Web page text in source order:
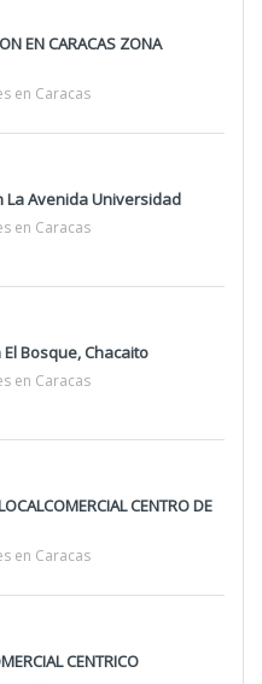
EN CARACAS ZONA
en Caracas
La Avenida Universidad
en Caracas
Bosque, Chacaito
en Caracas
CENTRO DE
en Caracas
CENTRICO